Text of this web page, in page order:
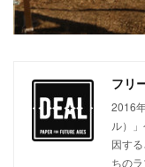
フリ
2016
ル）
因す
ちの